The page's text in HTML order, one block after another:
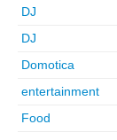
DJ
DJ
Domotica
entertainment
Food